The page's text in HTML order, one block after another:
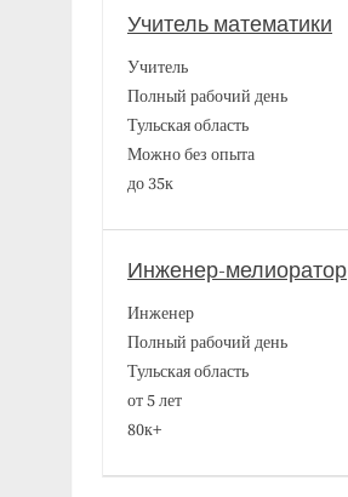
Учитель математики
Учитель
Полный рабочий день
Тульская область
Можно без опыта
до 35к
Инженер-мелиоратор
Инженер
Полный рабочий день
Тульская область
от 5 лет
80к+